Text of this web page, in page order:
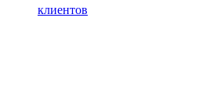
клиентов